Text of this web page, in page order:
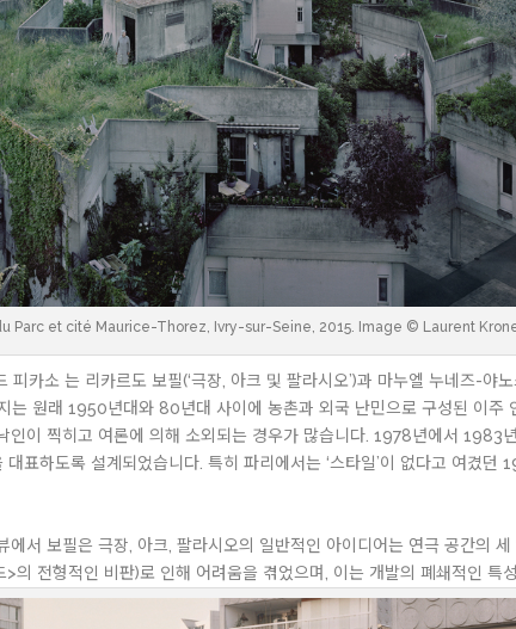
Parc et cité Maurice-Thorez, Ivry-sur-Seine, 2015. Image © Laurent
카소 는 리카르도 보필(‘극장, 아크 및 팔라시오’)과 마누엘 누네즈-야노
는 원래 1950년대와 80년대 사이에 농촌과 외국 난민으로 구성된 이주
인이 찍히고 여론에 의해 소외되는 경우가 많습니다. 1978년에서 1983
표하도록 설계되었습니다. 특히 파리에서는 ‘스타일’이 없다고 여겼던
서 보필은 극장, 아크, 팔라시오의 일반적인 아이디어는 연극 공간의 세
의 전형적인 비판)로 인해 어려움을 겪었으며, 이는 개발의 폐쇄적인 특